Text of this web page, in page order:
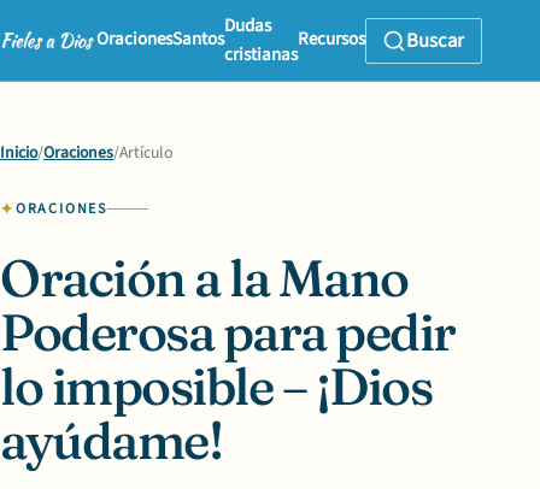
OracionesSantos
Dudas
cristianas
Recursos Buscar
Inicio/Oraciones/Artículo
ORACIONES
Oración a la Mano
Poderosa para pedir
lo imposible – ¡Dios
ayúdame!